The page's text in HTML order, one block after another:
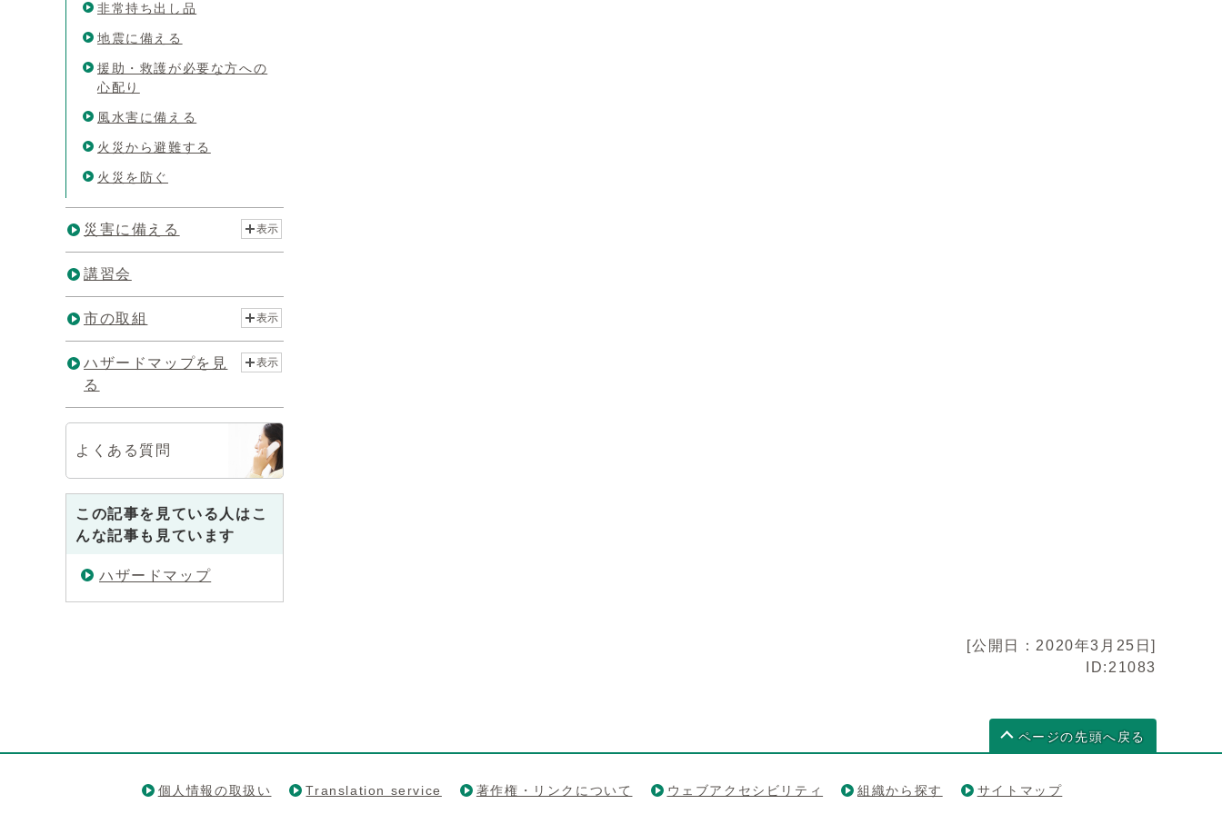
非常持ち出し品
地震に備える
援助・救護が必要な方への
心配り
風水害に備える
火災から避難する
火災を防ぐ
災害に備える 表示
講習会
市の取組 表示
ハザードマップを見
る
表示
よくある質問
この記事を見ている人はこ
んな記事も見ています
ハザードマップ
[公開日：2020年3月25日]
ID:21083
ページの先頭へ戻る
個人情報の取扱い Translation service 著作権・リンクについて ウェブアクセシビリティ 組織から探す サイトマップ